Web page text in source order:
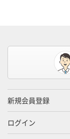
新規会員登録
ログイン